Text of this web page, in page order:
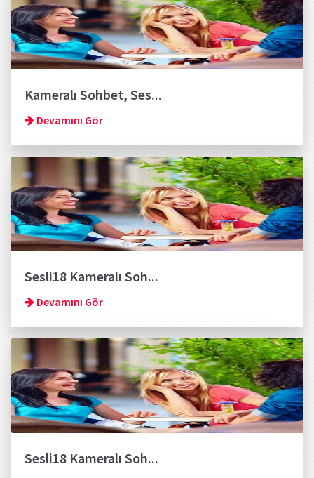
Kameralı Sohbet, Ses...
Devamını Gör
Sesli18 Kameralı Soh...
Devamını Gör
Sesli18 Kameralı Soh...